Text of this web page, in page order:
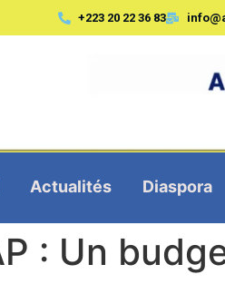
+223 20 22 36 83
Actualités Diaspora
: Un